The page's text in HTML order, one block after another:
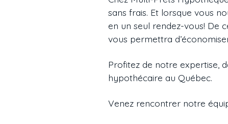
sans frais. Et lorsque vous
en un seul rendez-vous! De
vous permettra
Profitez de notre expertise,
hypothécaire au Québec.
Venez rencontrer notre